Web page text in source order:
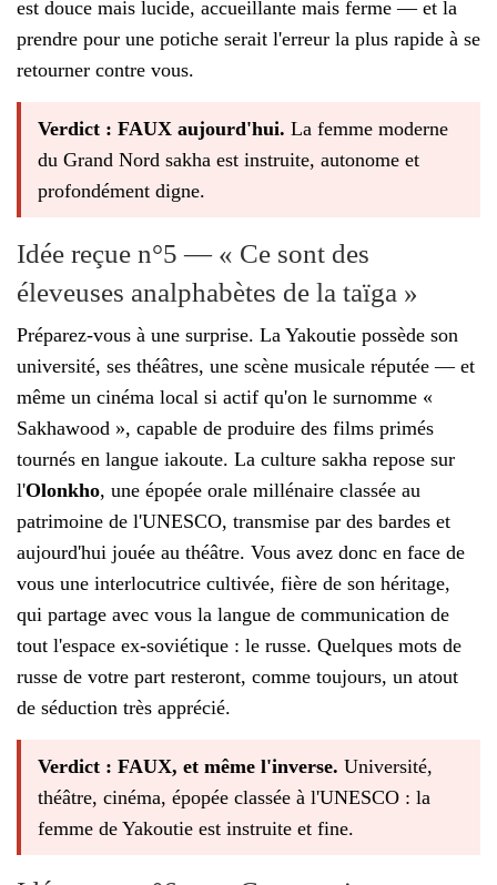
est douce mais lucide, accueillante mais ferme — et la
prendre pour une potiche serait l'erreur la plus rapide à se
retourner contre vous.
Verdict : FAUX aujourd'hui. La femme moderne
du Grand Nord sakha est instruite, autonome et
profondément digne.
Idée reçue n°5 — « Ce sont des
éleveuses analphabètes de la taïga »
Préparez-vous à une surprise. La Yakoutie possède son
université, ses théâtres, une scène musicale réputée — et
même un cinéma local si actif qu'on le surnomme «
Sakhawood », capable de produire des films primés
tournés en langue iakoute. La culture sakha repose sur
l'Olonkho, une épopée orale millénaire classée au
patrimoine de l'UNESCO, transmise par des bardes et
aujourd'hui jouée au théâtre. Vous avez donc en face de
vous une interlocutrice cultivée, fière de son héritage,
qui partage avec vous la langue de communication de
tout l'espace ex-soviétique : le russe. Quelques mots de
russe de votre part resteront, comme toujours, un atout
de séduction très apprécié.
Verdict : FAUX, et même l'inverse. Université,
théâtre, cinéma, épopée classée à l'UNESCO : la
femme de Yakoutie est instruite et fine.